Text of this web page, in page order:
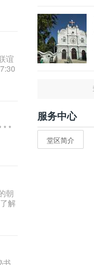
谊
* *
朝
解
服务中心
堂区简介